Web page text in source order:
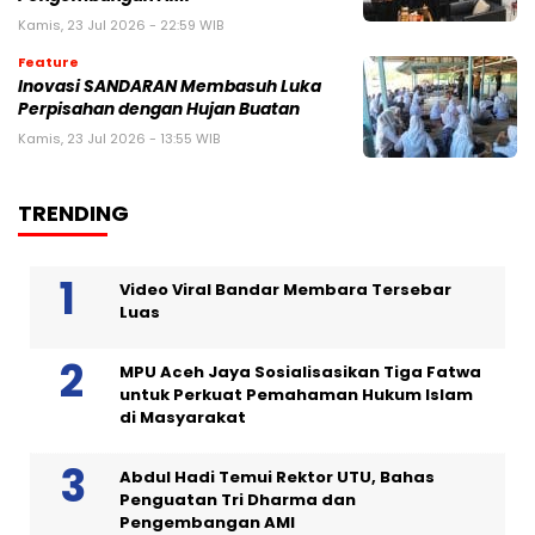
Kamis, 23 Jul 2026 - 22:59 WIB
Feature
Inovasi SANDARAN Membasuh Luka
Perpisahan dengan Hujan Buatan
Kamis, 23 Jul 2026 - 13:55 WIB
TRENDING
Video Viral Bandar Membara Tersebar
Luas
MPU Aceh Jaya Sosialisasikan Tiga Fatwa
untuk Perkuat Pemahaman Hukum Islam
di Masyarakat
Abdul Hadi Temui Rektor UTU, Bahas
Penguatan Tri Dharma dan
Pengembangan AMI